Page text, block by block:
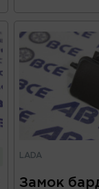
LADA
Замок